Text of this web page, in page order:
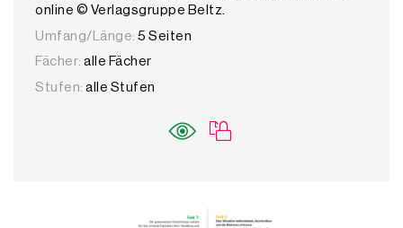
online © Verlagsgruppe Beltz.
Umfang/Länge: 5 Seiten
Fächer: alle Fächer
Stufen: alle Stufen